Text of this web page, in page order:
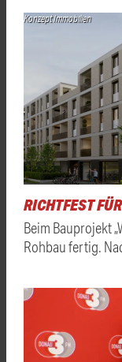
Konzept Immobilien
RICHTFEST
Beim Bauprojekt
Rohbau fertig.